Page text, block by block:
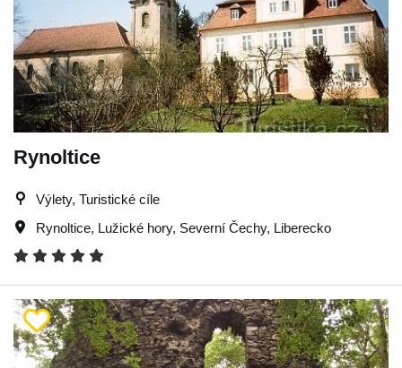
Rynoltice
Výlety, Turistické cíle
Rynoltice, Lužické hory, Severní Čechy, Liberecko